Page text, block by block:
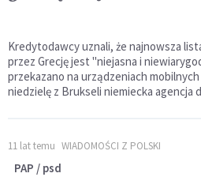
Kredytodawcy uznali, że najnowsza
przez Grecję jest "niejasna i
przekazano na urządzeniach
niedzielę z Brukseli niemiecka agencja
11 lat temu WIADOMOŚCI Z POLSKI
PAP / psd